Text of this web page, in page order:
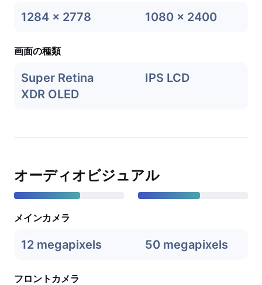
1284 x 2778 1080 x 2400
画面の種類
Super Retina
XDR OLED
IPS LCD
オーディオビジュアル
メインカメラ
12 megapixels 50 megapixels
フロントカメラ